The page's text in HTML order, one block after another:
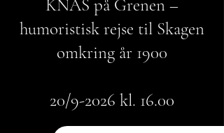
KNAS på Grenen –
humoristisk rejse til Skagen
omkring år 1900
20/9-2026 kl. 16.00